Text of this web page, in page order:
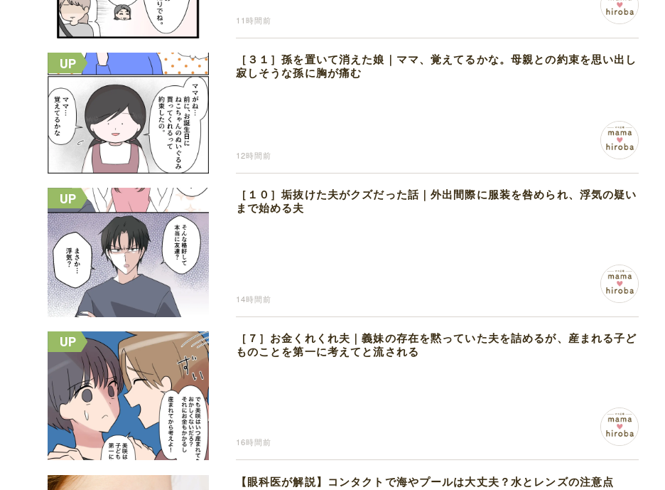
11時間前
［３１］孫を置いて消えた娘｜ママ、覚えてるかな。母親との約束を思い出し
寂しそうな孫に胸が痛む
12時間前
［１０］垢抜けた夫がクズだった話｜外出間際に服装を咎められ、浮気の疑い
まで始める夫
14時間前
［７］お金くれくれ夫｜義妹の存在を黙っていた夫を詰めるが、産まれる子ど
ものことを第一に考えてと流される
16時間前
【眼科医が解説】コンタクトで海やプールは大丈夫？水とレンズの注意点